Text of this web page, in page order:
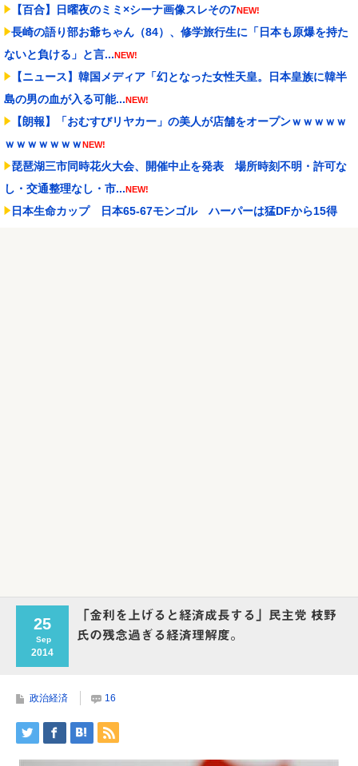
【百合】日曜夜のミミ×シーナ画像スレその7NEW!
長崎の語り部お爺ちゃん（84）、修学旅行生に「日本も原爆を持た
ないと負ける」と言...NEW!
【ニュース】韓国メディア「幻となった女性天皇。日本皇族に韓半
島の男の血が入る可能...NEW!
【朗報】「おむすびリヤカー」の美人が店舗をオープンｗｗｗｗｗ
ｗｗｗｗｗｗｗNEW!
琵琶湖三市同時花火大会、開催中止を発表 場所時刻不明・許可な
し・交通整理なし・市...NEW!
日本生命カップ 日本65-67モンゴル ハーパーは猛DFから15得
25
Sep
2014
「金利を上げると経済成長する」民主党 枝野
氏の残念過ぎる経済理解度。
政治経済 16